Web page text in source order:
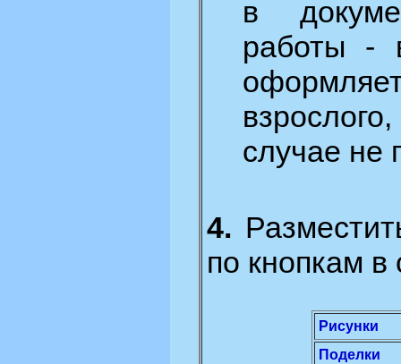
в
работы -
случае не
4.
по кнопкам
Рисунки
Поделки